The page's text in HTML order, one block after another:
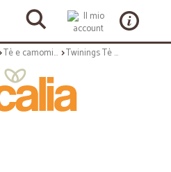
Tè e camomilla Twinings Tè Verde Earl Grey 25 x 2 gr.